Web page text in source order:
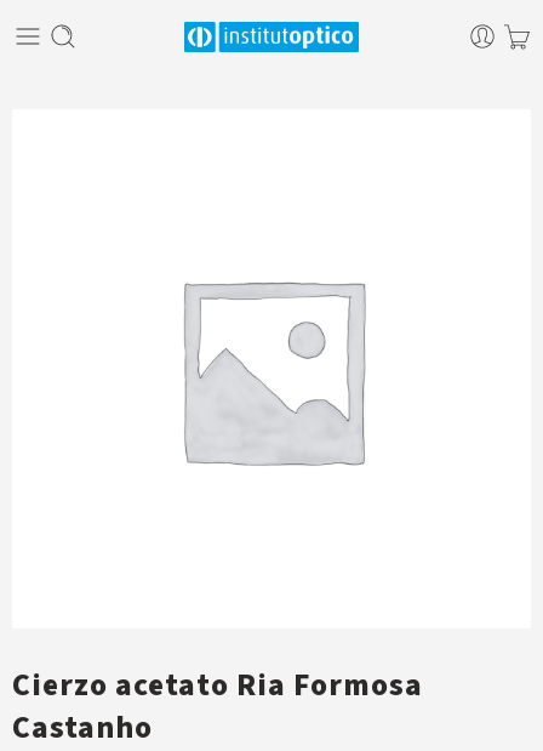
Cierzo acetato Ria Formosa
Castanho